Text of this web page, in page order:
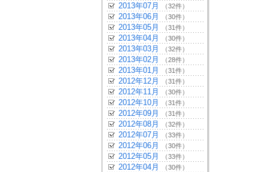
2013年07月 （32件）
2013年06月 （30件）
2013年05月 （31件）
2013年04月 （30件）
2013年03月 （32件）
2013年02月 （28件）
2013年01月 （31件）
2012年12月 （31件）
2012年11月 （30件）
2012年10月 （31件）
2012年09月 （31件）
2012年08月 （32件）
2012年07月 （33件）
2012年06月 （30件）
2012年05月 （33件）
2012年04月 （30件）